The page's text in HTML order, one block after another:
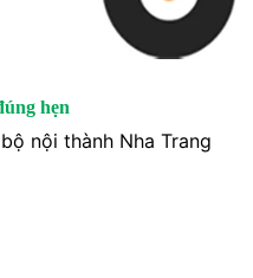
hẹn
nội thành Nha Trang